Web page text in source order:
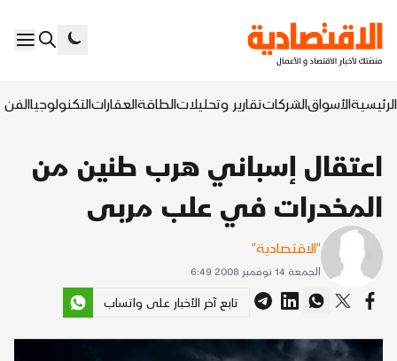
الرئيسيةالأسواقالشركاتتقارير وتحليلاتالطاقةالعقاراتالتكنولوجياالفن
اعتقال إسباني هرب طنين من
المخدرات في علب مربى
"الاقتصادية"
الجمعة 14 نوفمبر 2008 6:49
تابع آخر الأخبار على واتساب